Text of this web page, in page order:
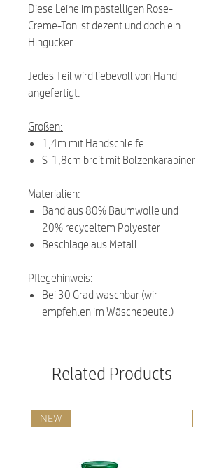
Diese Leine im pastelligen Rose-
Creme-Ton ist dezent und doch ein
Hingucker.
Jedes Teil wird liebevoll von Hand
angefertigt.
Größen:
1,4m mit Handschleife
S 1,8cm breit mit Bolzenkarabiner
Materialien:
Band aus 80% Baumwolle und
20% recyceltem Polyester
Beschläge aus Metall
Pflegehinweis:
Bei 30 Grad waschbar (wir
empfehlen im Wäschebeutel)
Related Products
NEW